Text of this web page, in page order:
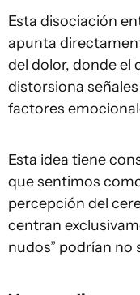
Esta disociación
apunta
del dolor, donde el
distorsiona
factores
Esta idea tiene
que sentimos
percepción del
centran
nudos” podrían no